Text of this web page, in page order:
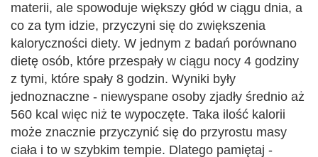
materii, ale spowoduje większy głód w ciągu dnia, a
co za tym idzie, przyczyni się do zwiększenia
kaloryczności diety. W jednym z badań porównano
dietę osób, które przespały w ciągu nocy 4 godziny
z tymi, które spały 8 godzin. Wyniki były
jednoznaczne - niewyspane osoby zjadły średnio aż
560 kcal więc niż te wypoczęte. Taka ilość kalorii
może znacznie przyczynić się do przyrostu masy
ciała i to w szybkim tempie. Dlatego pamiętaj -